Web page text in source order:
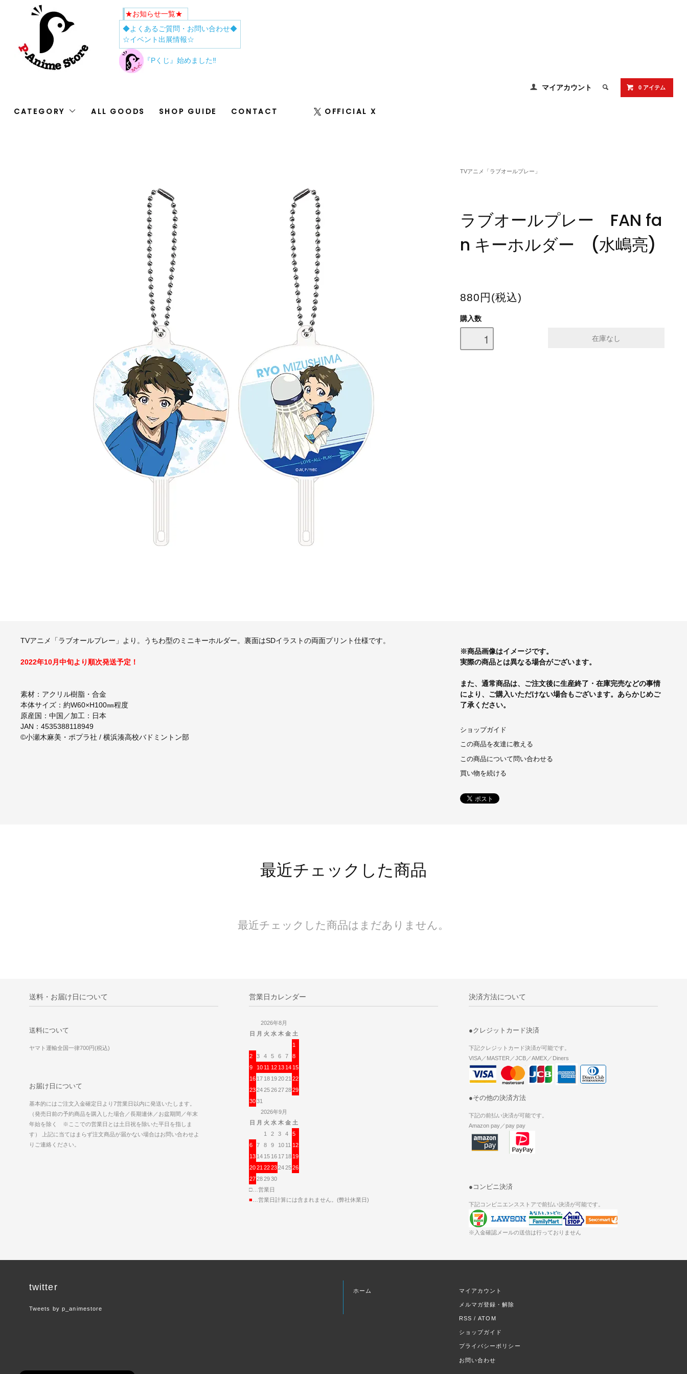
★お知らせ一覧★
◆よくあるご質問・お問い合わせ◆
☆イベント出展情報☆
『Pくじ』始めました‼
マイアカウント 0 アイテム
CATEGORY ALL GOODS SHOP GUIDE CONTACT OFFICIAL X
TVアニメ「ラブオールプレー」
ラブオールプレー FAN fa
n キーホルダー (水嶋亮)
880円(税込)
購入数
TVアニメ「ラブオールプレー」より。うちわ型のミニキーホルダー。裏面はSDイラストの両面プリント仕様です。
2022年10月中旬より順次発送予定！
素材：アクリル樹脂・合金
本体サイズ：約W60×H100㎜程度
原産国：中国／加工：日本
JAN：4535388118949
©小瀬木麻美・ポプラ社 / 横浜湊高校バドミントン部
※商品画像はイメージです。
実際の商品とは異なる場合がございます。
また、通常商品は、ご注文後に生産終了・在庫完売などの事情
により、ご購入いただけない場合もございます。あらかじめご
了承ください。
ショップガイド
この商品を友達に教える
この商品について問い合わせる
買い物を続ける
最近チェックした商品
最近チェックした商品はまだありません。
送料・お届け日について
送料について
ヤマト運輸全国一律700円(税込)
お届け日について
基本的にはご注文入金確定日より7営業日以内に発送いたします。
（発売日前の予約商品を購入した場合／長期連休／お盆期間／年末
年始を除く ※ここでの営業日とは土日祝を除いた平日を指しま
す） 上記に当てはまらず注文商品が届かない場合はお問い合わせよ
りご連絡ください。
営業日カレンダー
2026年8月
日 月 火 水 木 金 土
1
2
3 4 5 6 7
8
9
10 11 12 13 14 15
16 17 18 192021 22
23242526272829
3031
2026年9月
日 月 火 水 木 金 土
1
2 3 4
5
6
7 8 9 10 11 12
13 14 15 16 17 18 19
2021 2223242526
27282930
□…営業日
■ …営業日計算には含まれません。(弊社休業日)
決済方法について
●クレジットカード決済
下記クレジットカード決済が可能です。
VISA／MASTER／JCB／AMEX／Diners
●その他の決済方法
下記の前払い決済が可能です。
Amazon pay／pay pay
●コンビニ決済
下記コンビニエンスストアで前払い決済が可能です。
※入金確認メールの送信は行っておりません
twitter
Tweets by p_animestore
ホーム マイアカウント
メルマガ登録・解除
RSS /ATOM
ショップガイド
プライバシーポリシー
お問い合わせ